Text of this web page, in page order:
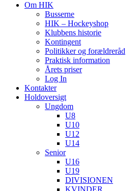
Om HIK
Busserne
HIK – Hockeyshop
Klubbens historie
Kontingent
Politikker og forældreråd
Praktisk information
Årets priser
Log In
Kontakter
Holdoversigt
Ungdom
U8
U10
U12
U14
Senior
U16
U19
DIVISIONEN
KVINDER